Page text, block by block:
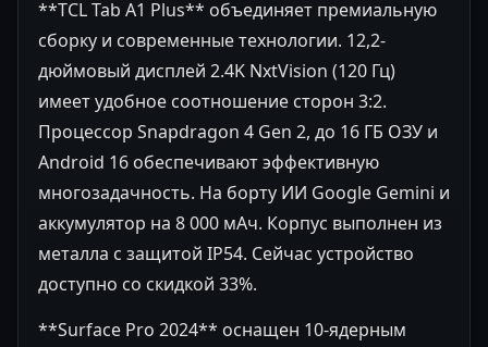
**TCL Tab A1 Plus** объединяет премиальную
сборку и современные технологии. 12,2-
дюймовый дисплей 2.4K NxtVision (120 Гц)
имеет удобное соотношение сторон 3:2.
Процессор Snapdragon 4 Gen 2, до 16 ГБ ОЗУ и
Android 16 обеспечивают эффективную
многозадачность. На борту ИИ Google Gemini и
аккумулятор на 8 000 мАч. Корпус выполнен из
металла с защитой IP54. Сейчас устройство
доступно со скидкой 33%.
**Surface Pro 2024** оснащен 10-ядерным